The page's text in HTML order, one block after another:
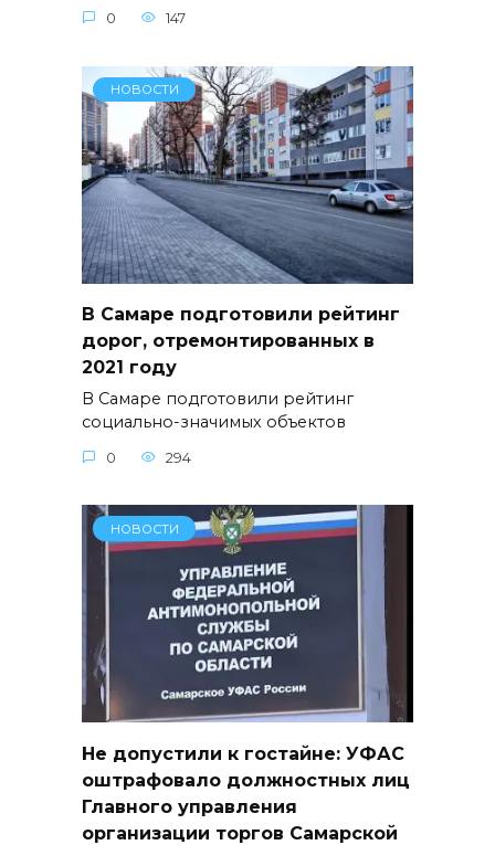
0 147
НОВОСТИ
В Самаре подготовили рейтинг
дорог, отремонтированных в
2021 году
В Самаре подготовили рейтинг
социально-значимых объектов
0 294
НОВОСТИ
Не допустили к гостайне: УФАС
оштрафовало должностных лиц
Главного управления
организации торгов Самарской